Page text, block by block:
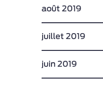
août 2019
juillet 2019
juin 2019